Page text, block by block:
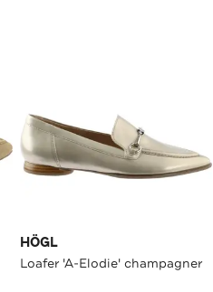
HÖGL
Loafer 'A-Elodie' champagner